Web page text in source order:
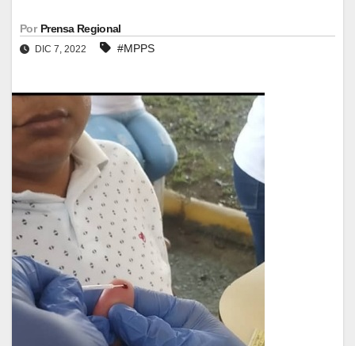
Por Prensa Regional
DIC 7, 2022 #MPPS